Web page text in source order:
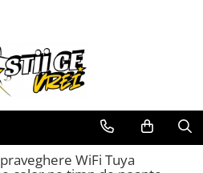
WiFi Tuya